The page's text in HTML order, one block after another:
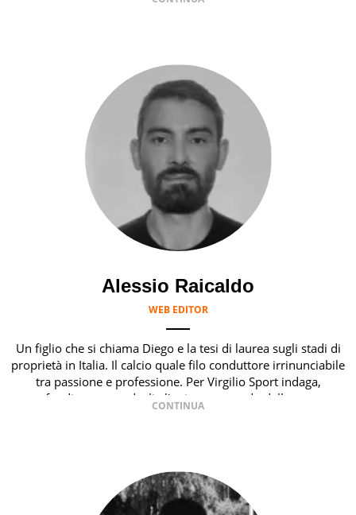
Alessio Raicaldo
WEB EDITOR
Un figlio che si chiama Diego e la tesi di laurea sugli stadi di
proprietà in Italia. Il calcio quale filo conduttore irrinunciabile
tra passione e professione. Per Virgilio Sport indaga,
approfondisce e scandaglia l'universo mondo dello sport per